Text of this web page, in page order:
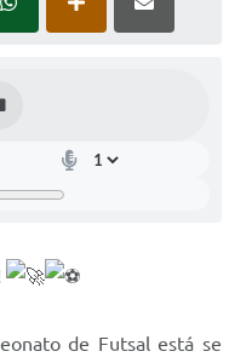
de Futsal está se